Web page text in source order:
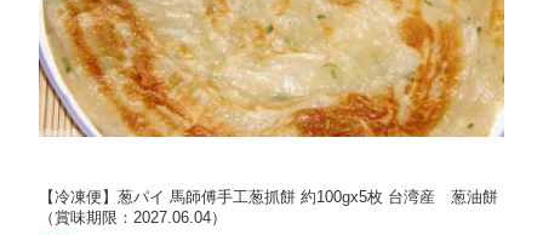
【冷凍便】葱パイ 馬師傅手工葱抓餅 約100gx5枚 台湾産 葱油餅
（賞味期限：2027.06.04）